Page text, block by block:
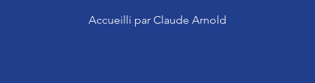
Accueilli par Claude Arnold